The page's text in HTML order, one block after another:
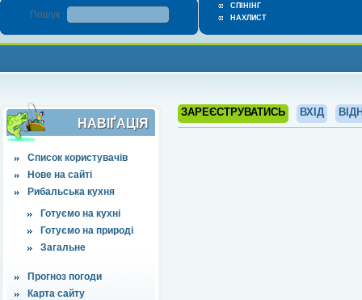
СПІНІНГ
НАХЛИСТ
Пошук :
НАВІҐАЦІЯ
Список користувачів
Нове на сайті
Рибальська кухня
Готуємо на кухні
Готуємо на природі
Загальне
Прогноз погоди
Карта сайту
ЗАРЕЄСТРУВАТИСЬ ВХІД